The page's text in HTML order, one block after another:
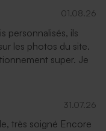
01.08.26
personnalisés, ils
les photos du site.
super. Je
31.07.26
très soigné Encore